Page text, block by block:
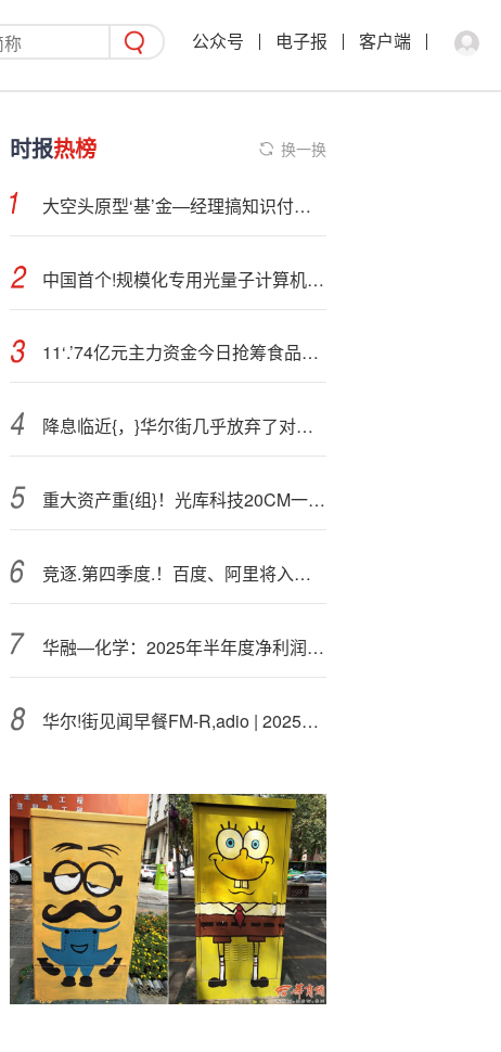
公众号 电子报 客户端
时报热榜 换一换
大空头原型‘基’金—经理搞知识付费，一天就赚了1个亿！
中国首个!规模化专用光量子计算机制造工厂启幕 量子科技持续走强
11‘.’74亿元主力资金今日抢筹食品饮料板块
降息临近{，}华尔街几乎放弃了对贸易战的担忧！
重大资产重{组}！光库科技20CM一字涨停！光模块继续走强，高“光”创业板人工智能ETF涨逾1%冲击前高
竞逐.第四季度.！百度、阿里将入局AI眼镜
华融—化学：2025年半年度净利润约3288万元
华尔!街见闻早餐FM-R,adio | 2025年8月19日